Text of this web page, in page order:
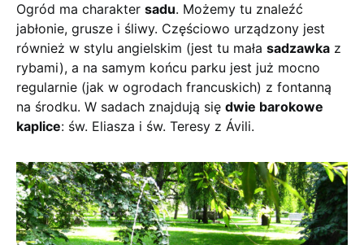
Ogród ma charakter sadu. Możemy tu znaleźć
jabłonie, grusze i śliwy. Częściowo urządzony jest
również w stylu angielskim (jest tu mała sadzawka z
rybami), a na samym końcu parku jest już mocno
regularnie (jak w ogrodach francuskich) z fontanną
na środku. W sadach znajdują się dwie barokowe
kaplice: św. Eliasza i św. Teresy z Ávili.